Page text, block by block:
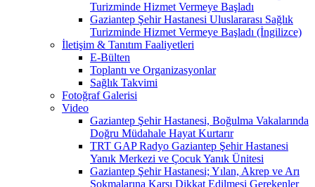
Turizminde Hizmet Vermeye Başladı
Gaziantep Şehir Hastanesi Uluslararası Sağlık
Turizminde Hizmet Vermeye Başladı (İngilizce)
İletişim & Tanıtım Faaliyetleri
E-Bülten
Toplantı ve Organizasyonlar
Sağlık Takvimi
Fotoğraf Galerisi
Video
Gaziantep Şehir Hastanesi, Boğulma Vakalarında
Doğru Müdahale Hayat Kurtarır
TRT GAP Radyo Gaziantep Şehir Hastanesi
Yanık Merkezi ve Çocuk Yanık Ünitesi
Gaziantep Şehir Hastanesi; Yılan, Akrep ve Arı
Sokmalarına Karşı Dikkat Edilmesi Gerekenler